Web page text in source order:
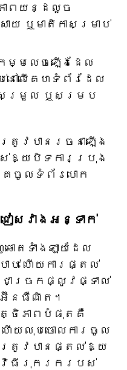
ាពយន្ដលួច
យ ឬមាតិកាសម្រាប់
ម្មលេចឡើងដែល
ៅលើគេហទំព័រដែល
ម្រួល ឬសម្រប
រូវបានរចនាឡើង
ស់ឱ្យបិទការប្រុង
គេចូលទំព័របោក
ៀសវាងអន្ទាក់
ោតទាំងឡាយដែល
ប់ ហើយការផ្តល់
ាច្រកផ្លូវផ្ទាល់
មអ៊ីនធឺណិត។
ថិភាពបំផុតគឺ
យលុបចោលការចូល
ត្រូវបានផ្តល់ឱ្យ
វិធីរុករករបស់